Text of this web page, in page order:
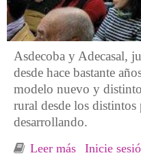
Asdecoba y Adecasal,
desde hace bastante
modelo nuevo y
rural desde los distintos
desarrollando.
Leer más sobre Una
Inicie